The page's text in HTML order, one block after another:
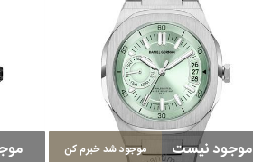
موجود نیست موجود شد خبرم کن